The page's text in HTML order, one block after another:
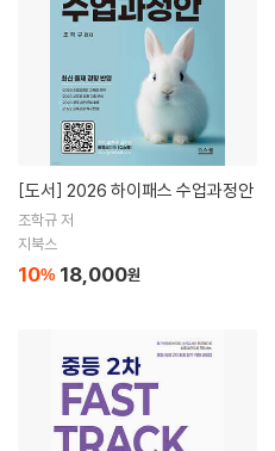
[도서] 2026 하이패스 수업과정안
조학규 저
지북스
10% 18,000원